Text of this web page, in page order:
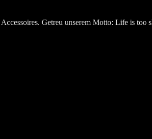
Getreu unserem Motto: Life is too